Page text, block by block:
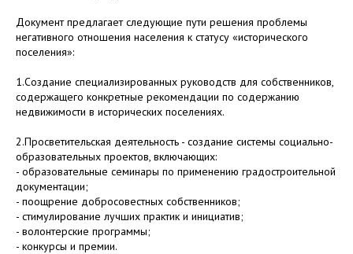
Документ предлагает следующие пути решения проблемы
негативного отношения населения к статусу «исторического
поселения»:
1.Создание специализированных руководств для собственников,
содержащего конкретные рекомендации по содержанию
недвижимости в исторических поселениях.
2.Просветительская деятельность - создание системы социально-
образовательных проектов, включающих:
- образовательные семинары по применению градостроительной
документации;
- поощрение добросовестных собственников;
- стимулирование лучших практик и инициатив;
- волонтерские программы;
- конкурсы и премии.